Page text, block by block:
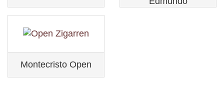
Montecristo Open